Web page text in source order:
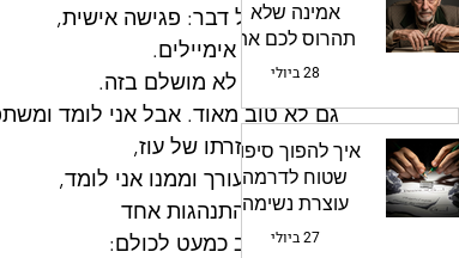
זה נכון לכל דבר: פגישה אישית,
טלפון, זום, אימיילים.
אני, כמובן, לא מושלם בזה.
גם לא טוב מאוד. אבל אני לומד
וגיליתי, בעזרתו של עוז,
שאותו אני עורך וממנו אני לומד,
שיש סגנון התנהגות אחד
שמדבר טוב כמעט לכולם:
אמינה שלא
תהרוס לכם את
הסיפור
28 ביולי
איך להפוך סיפור
שטוח לדרמה
עוצרת נשימה
באמצעות טכניקת
27 ביולי